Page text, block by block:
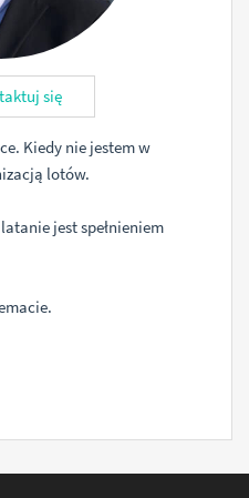
się
Kiedy nie jestem w
lotów.
jest spełnieniem